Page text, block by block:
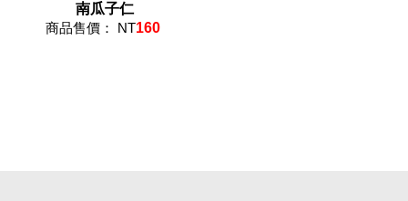
南瓜子仁
商品售價： NT160